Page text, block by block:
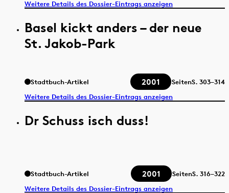
Weitere Details des Dossier-Eintrags anzeigen
Basel kickt anders – der neue
St. Jakob-Park
Stadtbuch-Artikel 2001 SeitenS. 303–314
Weitere Details des Dossier-Eintrags anzeigen
Dr Schuss isch duss!
Stadtbuch-Artikel 2001 SeitenS. 316–322
Weitere Details des Dossier-Eintrags anzeigen